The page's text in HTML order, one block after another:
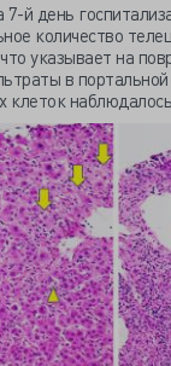
7-й день
количество
указывает на
в
клеток